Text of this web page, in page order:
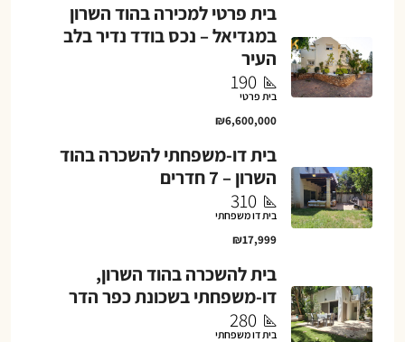
בית פרטי למכירה בהוד השרון
במגדיאל – נכס בודד נדיר בלב
העיר
190
בית פרטי
₪6,600,000
בית דו-משפחתי להשכרה בהוד
השרון – 7 חדרים
310
בית דו משפחתי
₪17,999
בית להשכרה בהוד השרון,
דו-משפחתי בשכונת כפר הדר
280
בית דו משפחתי